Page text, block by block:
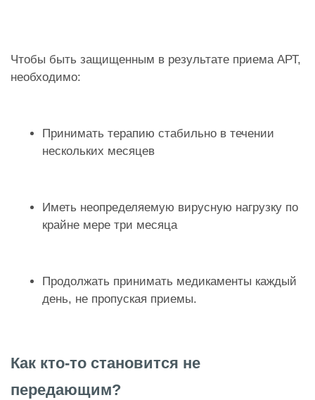
Чтобы быть защищенным в результате приема АРТ,
необходимо:
Принимать терапию стабильно в течении
нескольких месяцев
Иметь неопределяемую вирусную нагрузку по
крайне мере три месяца
Продолжать принимать медикаменты каждый
день, не пропуская приемы.
Как кто-то становится не
передающим?